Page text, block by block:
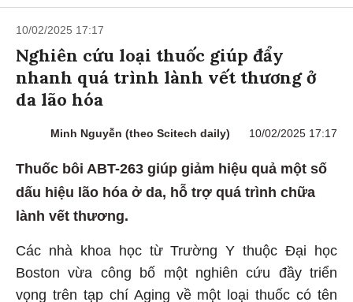
10/02/2025 17:17
Nghiên cứu loại thuốc giúp đẩy
nhanh quá trình lành vết thương ở
da lão hóa
Minh Nguyễn (theo Scitech daily) 10/02/2025 17:17
Thuốc bôi ABT-263 giúp giảm hiệu quả một số
dấu hiệu lão hóa ở da, hỗ trợ quá trình chữa
lành vết thương.
Các nhà khoa học từ Trường Y thuộc Đại học
Boston vừa công bố một nghiên cứu đầy triển
vọng trên tạp chí Aging về một loại thuốc có tên